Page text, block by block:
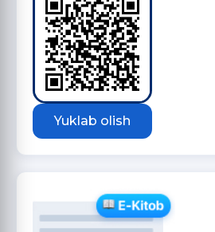
Yuklab olish